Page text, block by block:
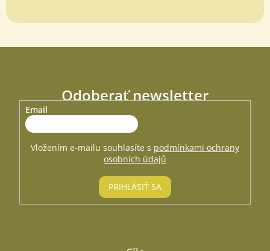
Odoberať newsletter
Vložte svoj e-mail a my Vám budeme zasielať informácie o
nových produktoch na našom e-shope.
Email
Vložením e-mailu souhlasíte s podmínkami ochrany
osobních údajů
PRIHLÁSIŤ SA